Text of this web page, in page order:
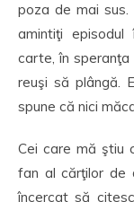
poza de mai sus.
amintiţi
carte, în
reuşi să plângă.
spune că nici
Cei care mă ştiu
fan al cărţilor de
încercat să